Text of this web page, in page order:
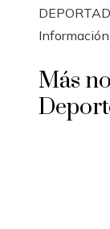
Información
Más